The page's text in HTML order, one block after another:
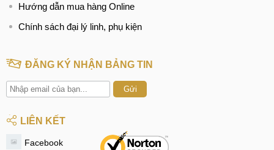
Hướng dẫn mua hàng Online
Chính sách đại lý linh, phụ kiện
ĐĂNG KÝ NHẬN BẢNG TIN
Gửi
LIÊN KẾT
Facebook